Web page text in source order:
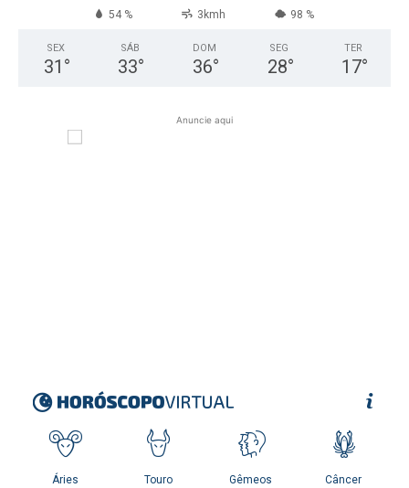
54 % 3kmh 98 %
SEX
31 °
SÁB
33°
DOM
36°
SEG
28°
TER
17°
Anuncie aqui